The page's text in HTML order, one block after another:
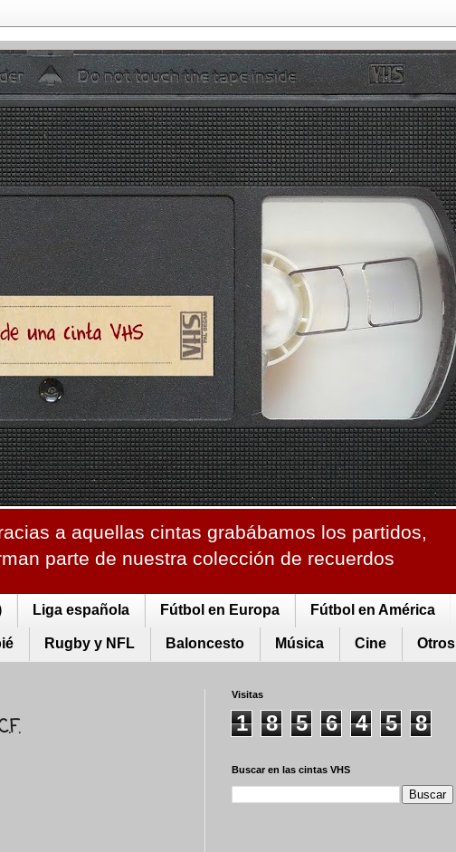
a aquellas cintas grabábamos los partidos,
parte de nuestra colección de recuerdos
Liga española Fútbol en Europa Fútbol en América
Rugby y NFL Baloncesto Música Cine Otros
Visitas
1 8 5 6 4 5 8
Buscar en las cintas VHS